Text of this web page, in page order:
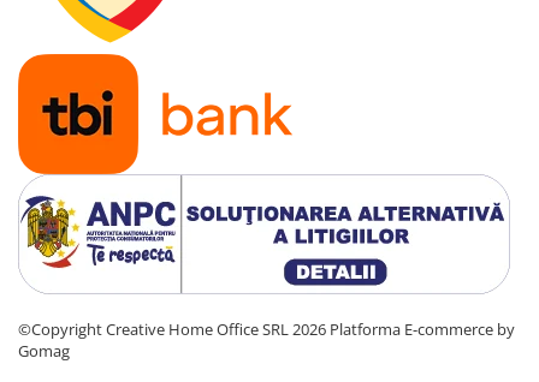
©Copyright Creative Home Office SRL 2026 Platforma E-commerce by
Gomag